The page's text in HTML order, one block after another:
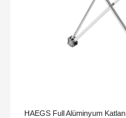
HAEGS Full Alüminyum